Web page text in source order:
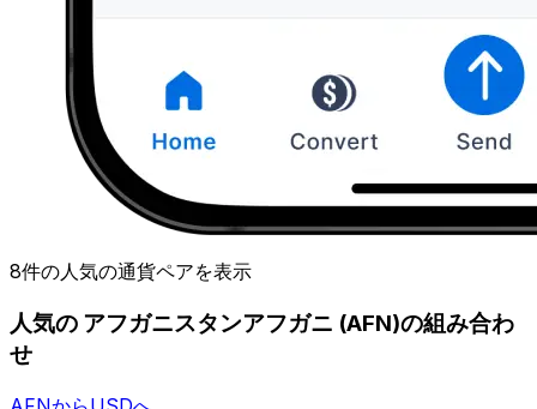
8件の人気の通貨ペアを表示
人気の アフガニスタンアフガニ (AFN)の組み合わ
せ